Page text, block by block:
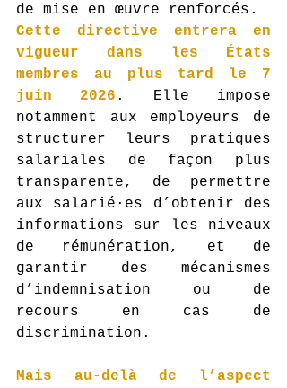
de mise en œuvre renforcés.
Cette directive entrera en
vigueur dans les États
membres au plus tard le 7
juin 2026 . Elle impose
notamment aux employeurs de
structurer leurs pratiques
salariales de façon plus
transparente, de permettre
aux salarié·es d’obtenir des
informations sur les niveaux
de rémunération, et de
garantir des mécanismes
d’indemnisation ou de
recours en cas de
discrimination.
Mais au-delà de l’aspect